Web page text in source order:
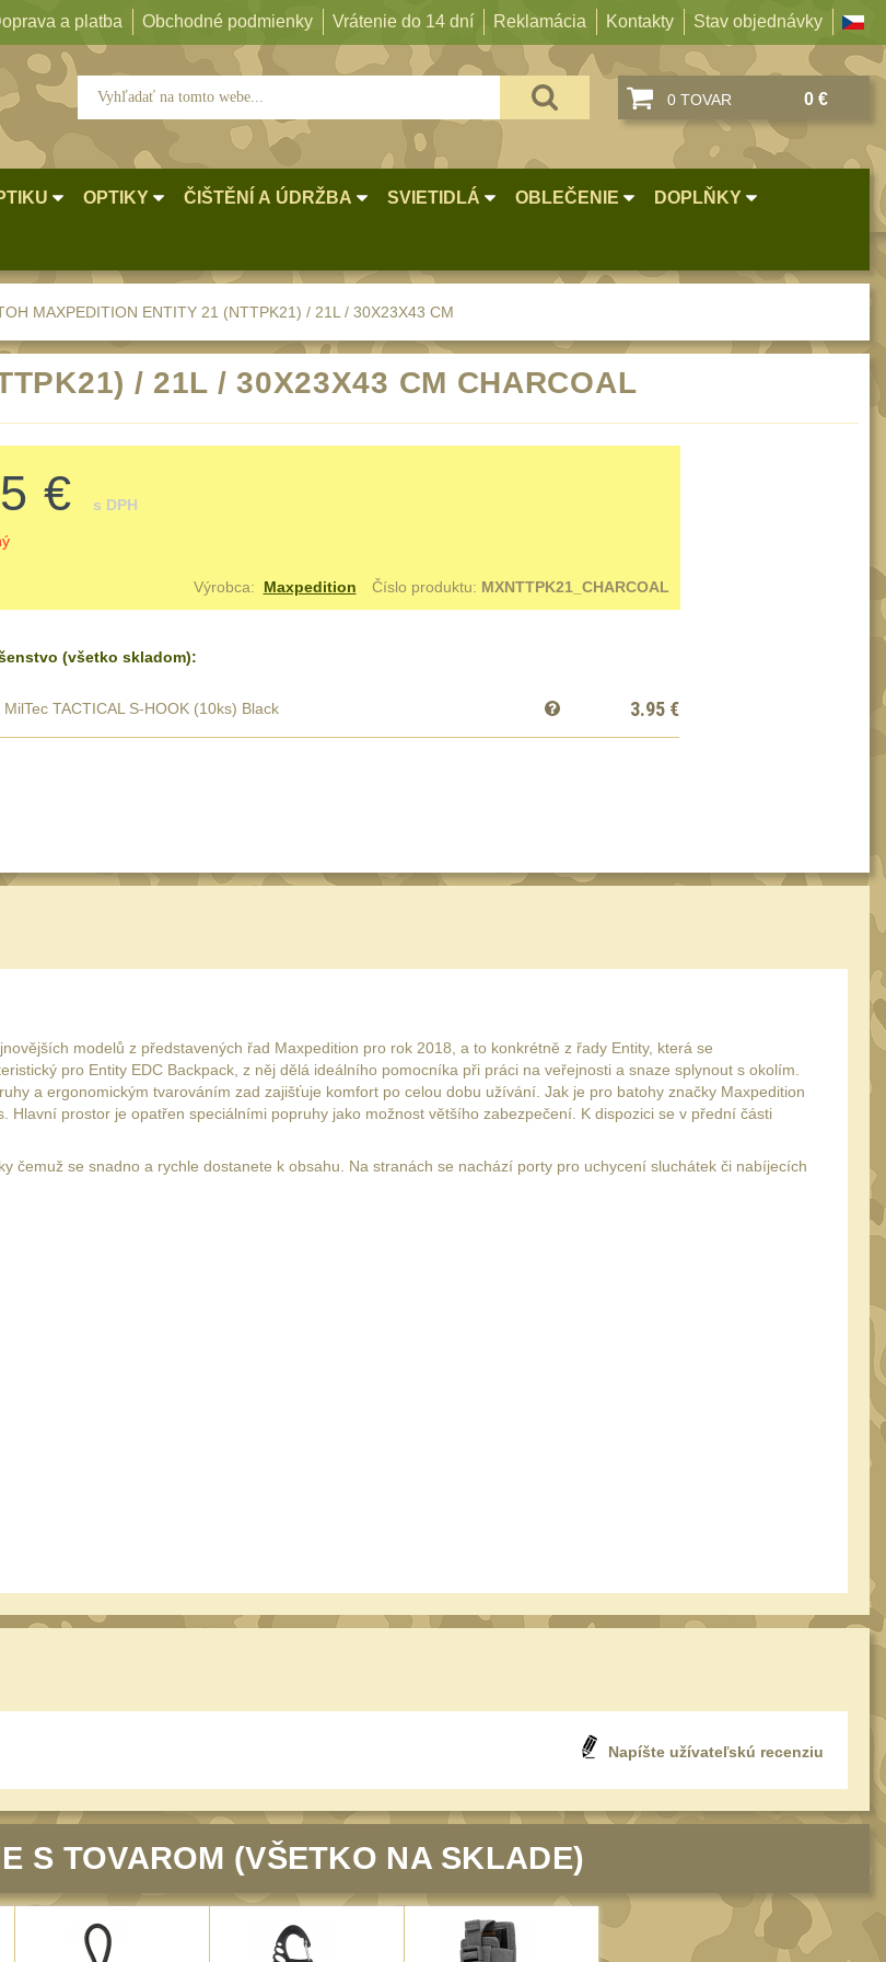
a platba Obchodné podmienky Vrátenie do 14 dní Reklamácia Kontakty Stav objednávky
0 TOVAR 0 €
OPTIKY ČIŠTĚNÍ A ÚDRŽBA SVIETIDLÁ OBLEČENIE DOPLŇKY
MAXPEDITION ENTITY 21 (NTTPK21) / 21L / 30X23X43 CM
/ 21L / 30X23X43 CM CHARCOAL
€ s DPH
Výrobca: Maxpedition Číslo produktu: MXNTTPK21_CHARCOAL
(všetko skladom):
TACTICAL S-HOOK (10ks) Black 3.95 €
modelů z představených řad Maxpedition pro rok 2018, a to konkrétně z řady Entity, která se
pro Entity EDC Backpack, z něj dělá ideálního pomocníka při práci na veřejnosti a snaze splynout s okolím.
a ergonomickým tvarováním zad zajišťuje komfort po celou dobu užívání. Jak je pro batohy značky Maxpedition
prostor je opatřen speciálními popruhy jako možnost většího zabezpečení. K dispozici se v přední části
čemuž se snadno a rychle dostanete k obsahu. Na stranách se nachází porty pro uchycení sluchátek či nabíjecích
Napíšte užívateľskú recenziu
S TOVAROM (VŠETKO NA SKLADE)